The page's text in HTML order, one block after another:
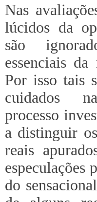
Nas
lúcidos da
são
essenciais da
Por isso tais
cuidados
processo
a distinguir
reais
especulações
do